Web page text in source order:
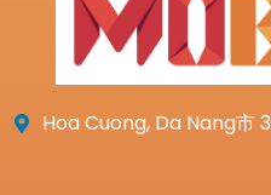
Hoa Cuong, Da Nang市